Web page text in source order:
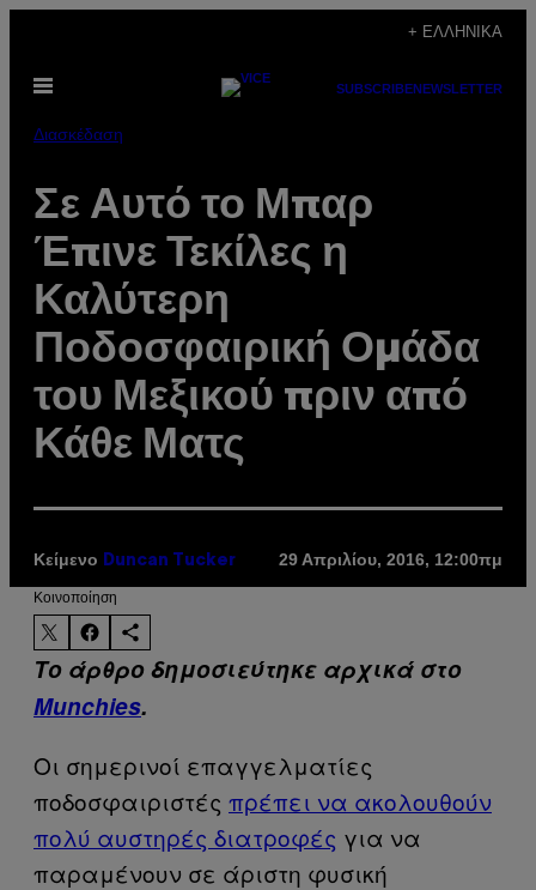
περιεχόμενο
+ ΕΛΛΗΝΙΚΆ
Ανοίξτε
SUBSCRIBENEWSLETTER
Διασκέδαση
Σε Αυτό το Μπαρ
Έπινε Τεκίλες η
Καλύτερη
Ποδοσφαιρική Ομάδα
του Μεξικού πριν από
Κάθε Ματς
Κείμενο Duncan Tucker 29 Απριλίου, 2016, 12:00πμ
Kοινοποίηση
Το άρθρο δημοσιεύτηκε αρχικά στο
Munchies.
Οι σημερινοί επαγγελματίες
ποδοσφαιριστές πρέπει να ακολουθούν
πολύ αυστηρές διατροφές για να
παραμένουν σε άριστη φυσική